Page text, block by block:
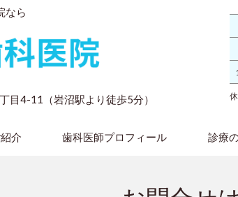
なら
目4-11（岩沼駅より徒歩5分）
介 歯科医師プロフィール 診療